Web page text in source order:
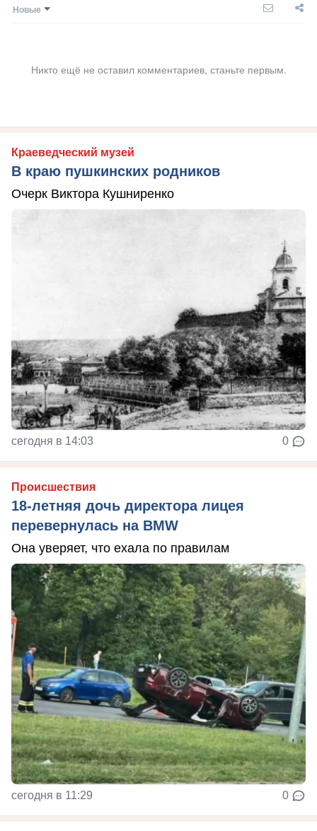
Новые
Никто ещё не оставил комментариев, станьте первым.
Краеведческий музей
В краю пушкинских родников
Очерк Виктора Кушниренко
сегодня в 14:03 0
Происшествия
18-летняя дочь директора лицея
перевернулась на BMW
Она уверяет, что ехала по правилам
сегодня в 11:29 0